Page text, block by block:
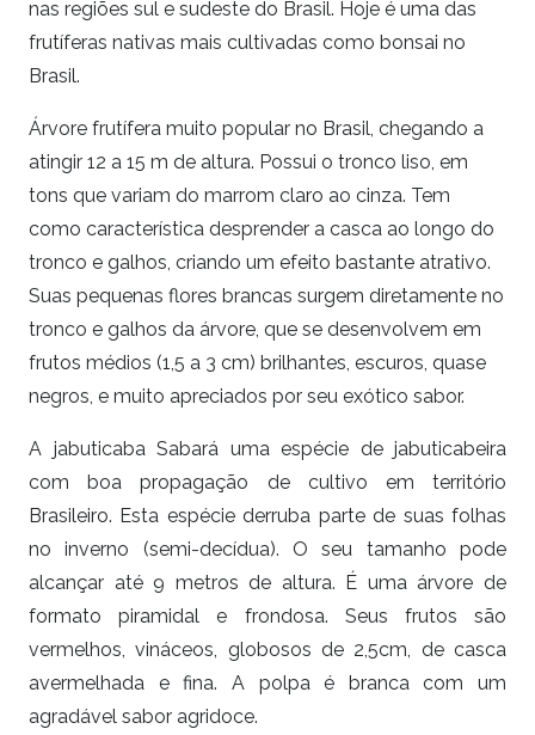
nas regiões sul e sudeste do Brasil. Hoje é uma das
frutíferas nativas mais cultivadas como bonsai no
Brasil.
Árvore frutífera muito popular no Brasil, chegando a
atingir 12 a 15 m de altura. Possui o tronco liso, em
tons que variam do marrom claro ao cinza. Tem
como característica desprender a casca ao longo do
tronco e galhos, criando um efeito bastante atrativo.
Suas pequenas flores brancas surgem diretamente no
tronco e galhos da árvore, que se desenvolvem em
frutos médios (1,5 a 3 cm) brilhantes, escuros, quase
negros, e muito apreciados por seu exótico sabor.
A jabuticaba Sabará uma espécie de jabuticabeira
com boa propagação de cultivo em território
Brasileiro. Esta espécie derruba parte de suas folhas
no inverno (semi-decídua). O seu tamanho pode
alcançar até 9 metros de altura. É uma árvore de
formato piramidal e frondosa. Seus frutos são
vermelhos, vináceos, globosos de 2,5cm, de casca
avermelhada e fina. A polpa é branca com um
agradável sabor agridoce.